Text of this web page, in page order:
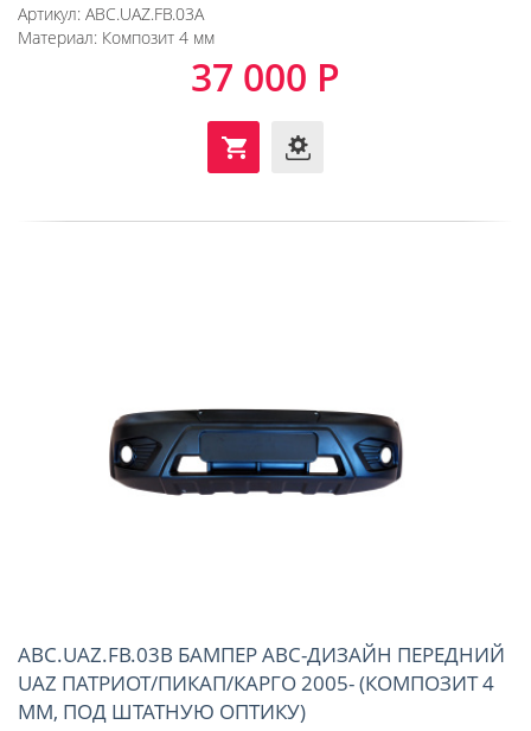
Артикул: ABC.UAZ.FB.03A
Материал: Композит 4 мм
37 000 Р
ABC.UAZ.FB.03B БАМПЕР АВС-ДИЗАЙН ПЕРЕДНИЙ
UAZ ПАТРИОТ/ПИКАП/КАРГО 2005- (КОМПОЗИТ 4
ММ, ПОД ШТАТНУЮ ОПТИКУ)